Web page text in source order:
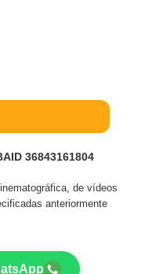
36843161804
de vídeos
anteriormente